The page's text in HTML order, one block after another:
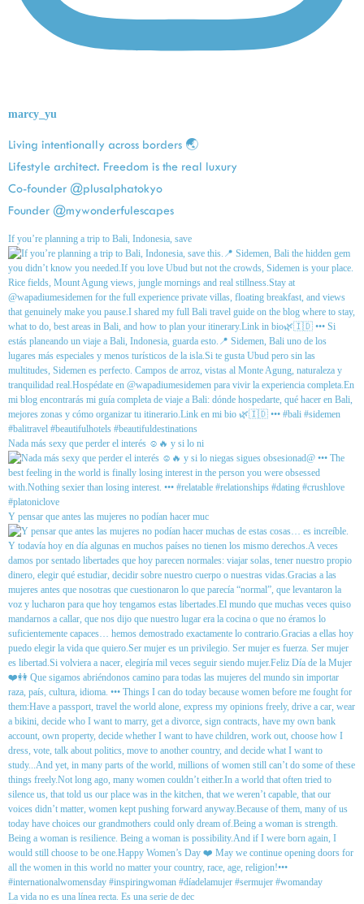
marcy_yu
Living intentionally across borders 🌏
Lifestyle architect. Freedom is the real luxury
Co-founder @plusalphatokyo
Founder @mywonderfulescapes
If you’re planning a trip to Bali, Indonesia, save
Nada más sexy que perder el interés ☺️🔥 y si lo ni
Y pensar que antes las mujeres no podían hacer muc
La vida no es una línea recta. Es una serie de dec